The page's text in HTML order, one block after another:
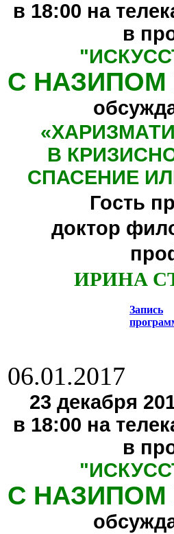
в 18:00 на
в
"
С
В
СПАСЕНИЕ
Гость
доктор
ИРИНА
Запись
06.01.2017
23 декабря
в 18:00 на
в
"
С